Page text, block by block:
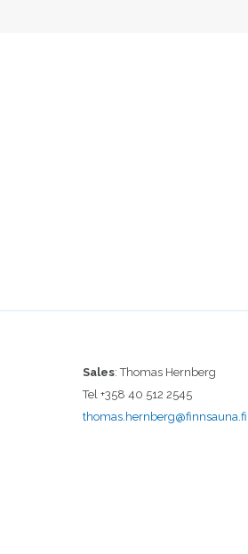
Sales: Thomas Hernberg
Tel +358 40 512 2545
thomas.hernberg@finnsauna.fi